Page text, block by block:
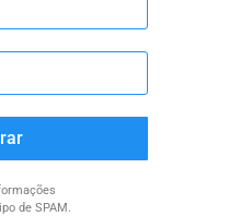
de SPAM.